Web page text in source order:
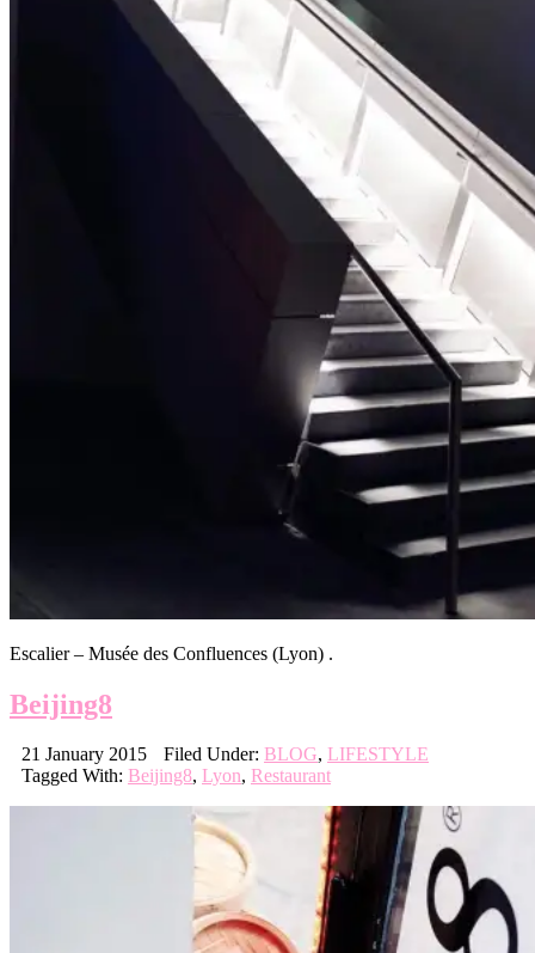
Escalier – Musée des Confluences (Lyon) .
Beijing8
21 January 2015 Filed Under: BLOG, LIFESTYLE
Tagged With: Beijing8, Lyon, Restaurant